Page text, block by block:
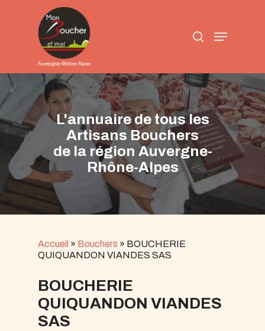
Menu
L'annuaire de tous les
Artisans Bouchers
de la région Auvergne-
Rhône-Alpes
Accueil » Bouchers » BOUCHERIE
QUIQUANDON VIANDES SAS
BOUCHERIE
QUIQUANDON VIANDES
SAS